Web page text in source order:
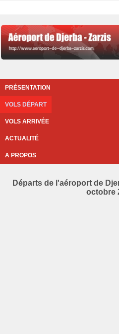
PRÉSENTATION
VOLS DÉPART
VOLS ARRIVÉE
ACTUALITÉ
A PROPOS
Départs de l'aéroport de
octobre